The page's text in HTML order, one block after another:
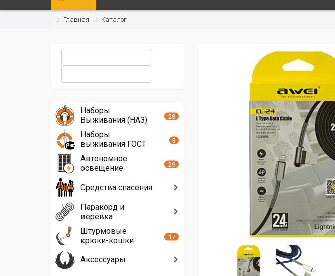
Главная Каталог
Наборы
Выживания (НАЗ)
28
Наборы
выживания ГОСТ
3
Автономное
освещение
29
Средства спасения
Паракорд и
верёвка
Штурмовые
крюки-кошки
17
Аксессуары